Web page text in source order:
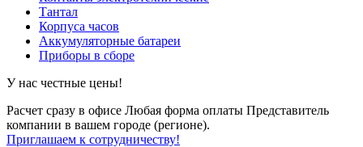
Тантал
Корпуса часов
Аккумуляторные батареи
Приборы в сборе
У нас честные цены!
Расчет сразу в офисе Любая форма оплаты Представитель
компании в вашем городе (регионе).
Приглашаем к сотрудничеству!